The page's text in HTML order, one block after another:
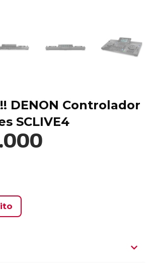
DENON Controlador
SCLIVE4